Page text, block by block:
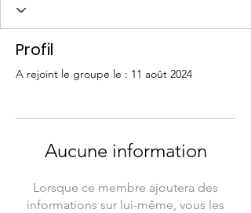
Profil
A rejoint le groupe le : 11 août 2024
Aucune information
Lorsque ce membre ajoutera des
informations sur lui-même, vous les